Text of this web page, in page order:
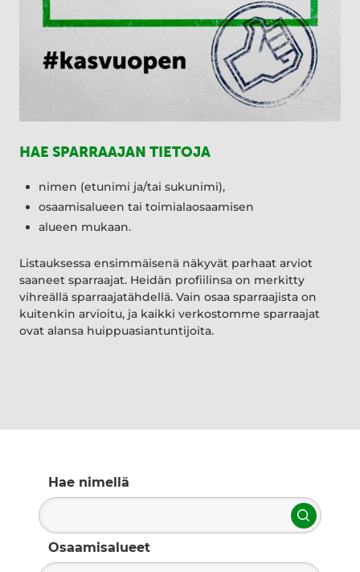
HAE SPARRAAJAN TIETOJA
nimen (etunimi ja/tai sukunimi),
osaamisalueen tai toimialaosaamisen
alueen mukaan.
Listauksessa ensimmäisenä näkyvät parhaat arviot
saaneet sparraajat. Heidän profiilinsa on merkitty
vihreällä sparraajatähdellä. Vain osaa sparraajista on
kuitenkin arvioitu, ja kaikki verkostomme sparraajat
ovat alansa huippuasiantuntijoita.
Hae nimellä
Hae
Osaamisalueet